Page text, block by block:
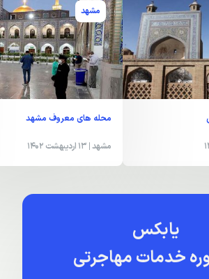
مشهد
محله های معروف مشهد
مشهد| 13 اردیبهشت 1402
یابکس
خدمات مهاجرتی